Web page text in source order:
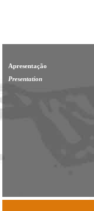
Apresentação
Presentation